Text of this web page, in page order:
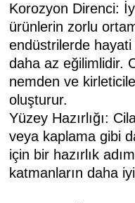
Korozyon Direnci:
ürünlerin zorlu
endüstrilerde
daha az eğilimlidir.
nemden ve
oluşturur.
Yüzey Hazırlığı:
veya kaplama gibi
için bir hazırlık
katmanların daha